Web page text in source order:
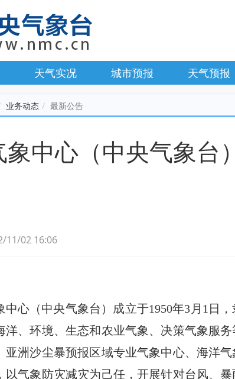
天气实况 城市预报 天气预报
业务动态 最新公告
象中心（中央气象台
11/02 16:06
中心（中央气象台）成立于1950年3月1日
洋、环境、生态和农业气象、决策气象服
亚洲沙尘暴预报区域专业气象中心、海洋
以气象防灾减灾为己任，开展针对台风、